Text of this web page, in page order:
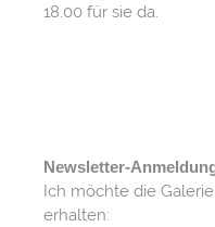
18.00 für sie da.
Newsletter-
Ich möchte die
erhalten: